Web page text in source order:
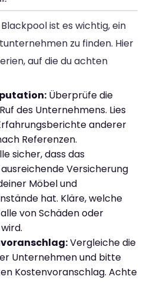
ist es wichtig, ein
zu finden. Hier
auf die du achten
Überprüfe die
des Unternehmens. Lies
anderer
Referenzen.
sicher, dass das
Versicherung
Möbel und
hat. Kläre, welche
von Schäden oder
Vergleiche die
Unternehmen und bitte
Kostenvoranschlag. Achte